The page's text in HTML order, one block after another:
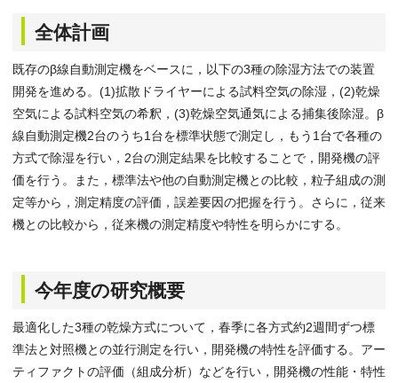
全体計画
既存のβ線自動測定機をベースに，以下の3種の除湿方法での装置
開発を進める。(1)拡散ドライヤーによる試料空気の除湿，(2)乾燥
空気による試料空気の希釈，(3)乾燥空気通気による捕集後除湿。β
線自動測定機2台のうち1台を標準状態で測定し，もう1台で各種の
方式で除湿を行い，2台の測定結果を比較することで，開発機の評
価を行う。また，標準法や他の自動測定機との比較，粒子組成の測
定等から，測定精度の評価，誤差要因の把握を行う。さらに，従来
機との比較から，従来機の測定精度や特性を明らかにする。
今年度の研究概要
最適化した3種の乾燥方式について，春季に各方式約2週間ずつ標
準法と対照機との並行測定を行い，開発機の特性を評価する。アー
ティファクトの評価（組成分析）などを行い，開発機の性能・特性